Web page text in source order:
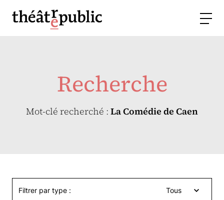
Recherche
Mot-clé recherché : La Comédie de Caen
Filtrer par type : Tous